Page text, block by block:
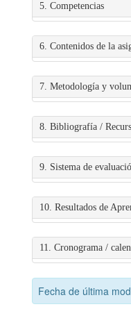
5. Competencias
6. Contenidos de la
7. Metodología y
8. Bibliografía /
9. Sistema de
10. Resultados de
11. Cronograma /
Fecha de última